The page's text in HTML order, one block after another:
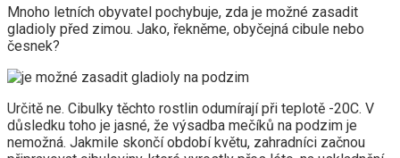
Mnoho letních obyvatel pochybuje, zda je možné zasadit
gladioly před zimou. Jako, řekněme, obyčejná cibule nebo
česnek?
Určitě ne. Cibulky těchto rostlin odumírají při teplotě -20C. V
důsledku toho je jasné, že výsadba mečíků na podzim je
nemožná. Jakmile skončí období květu, zahradníci začnou